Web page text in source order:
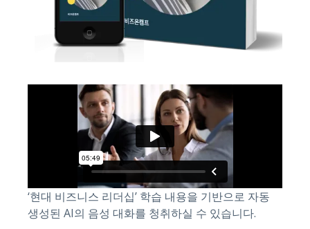
‘현대 비즈니스 리더십’ 학습 내용을 기반으로 자동
생성된 AI의 음성 대화를 청취하실 수 있습니다.